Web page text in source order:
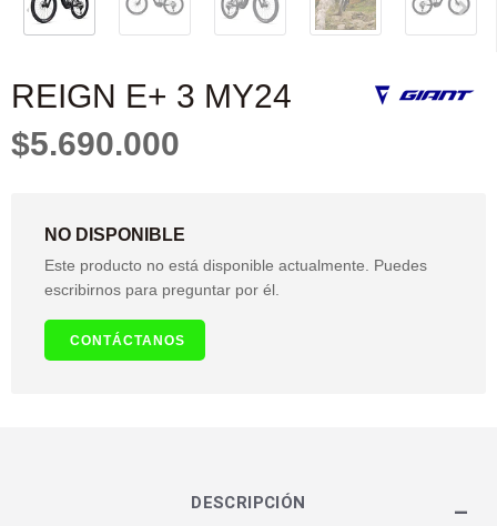
REIGN E+ 3 MY24
$5.690.000
NO DISPONIBLE
Este producto no está disponible actualmente. Puedes
escribirnos para preguntar por él.
CONTÁCTANOS
DESCRIPCIÓN